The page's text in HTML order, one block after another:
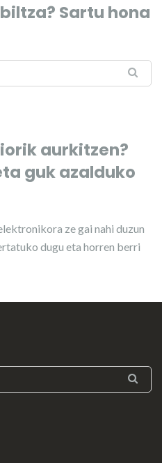
Sartu hona
aurkitzen?
guk azalduko
ze gai nahi duzun
dugu eta horren berri